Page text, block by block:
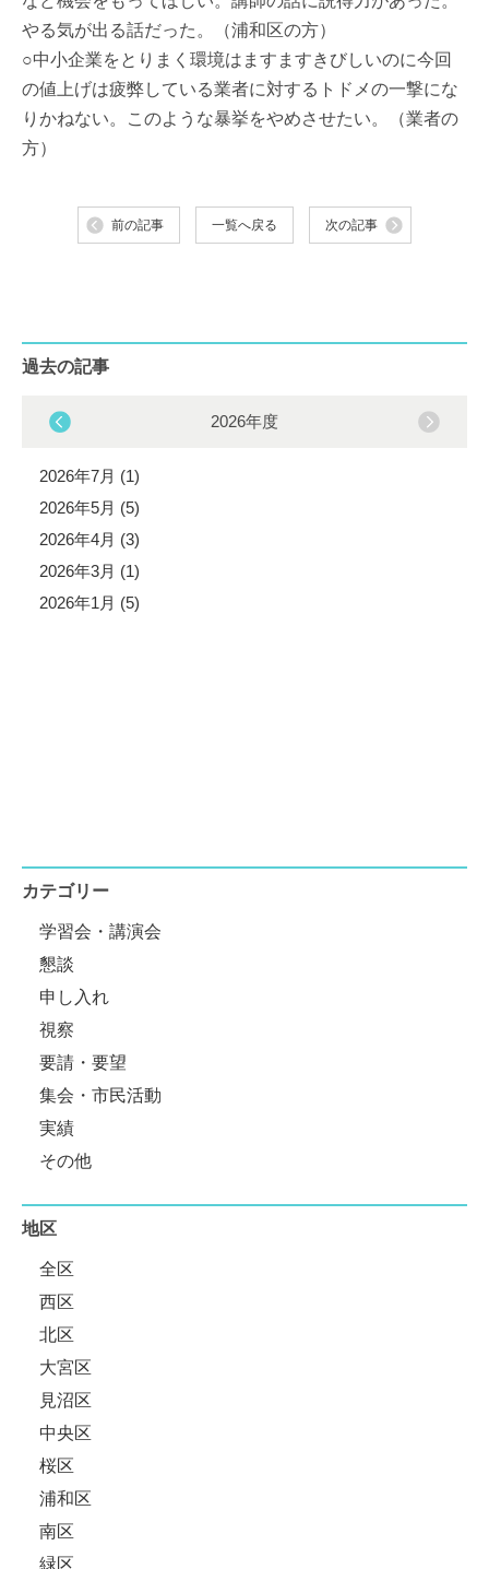
やる気が出る話だった。（浦和区の方）
○中小企業をとりまく環境はますますきびしいのに今回
の値上げは疲弊している業者に対するトドメの一撃にな
りかねない。このような暴挙をやめさせたい。（業者の
方）
前の記事 一覧へ戻る 次の記事
過去の記事
2026年度
2026年7月 (1)
2026年5月 (5)
2026年4月 (3)
2026年3月 (1)
2026年1月 (5)
カテゴリー
学習会・講演会
懇談
申し入れ
視察
要請・要望
集会・市民活動
実績
その他
地区
全区
西区
北区
大宮区
見沼区
中央区
桜区
浦和区
南区
緑区